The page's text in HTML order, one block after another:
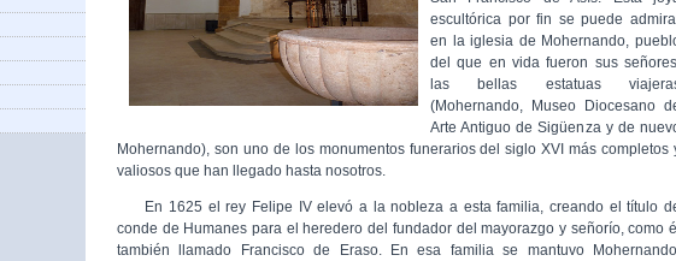
escultórica por fin se puede
en la iglesia de Mohernando,
del que en vida fueron sus señores,
las bellas estatuas
(Mohernando, Museo Diocesano
Arte Antiguo de Sigüenza y de
Mohernando), son uno de los monumentos funerarios del siglo XVI más completos
valiosos que han llegado hasta nosotros.
En 1625 el rey Felipe IV elevó a la nobleza a esta familia, creando el título
conde de Humanes para el heredero del fundador del mayorazgo y señorío, como él
también llamado Francisco de Eraso. En esa familia se mantuvo